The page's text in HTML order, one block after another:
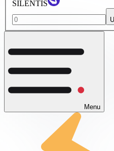
SILENTIS
Menu